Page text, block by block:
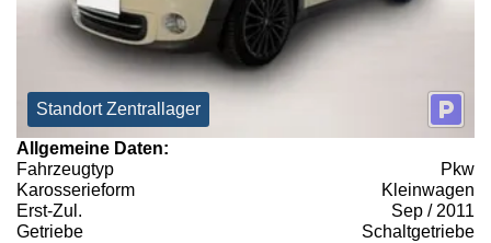
Standort Zentrallager
Allgemeine Daten:
Fahrzeugtyp
Pkw
Karosserieform
Kleinwagen
Erst-Zul.
Sep / 2011
Getriebe
Schaltgetriebe